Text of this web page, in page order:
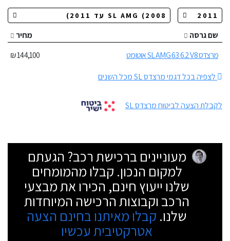
שם גרסה
מחיר
מרצדס SL AMG 63 6.2 V8 אוטומט
144,100 ₪
לצפיה בכל דגמי מרצדס SL מכל השנים
לקבלת הצעה לביטוח מרצדס SL
מעוניינים ברכישת רכב? הגעתם
למקום הנכון. קבלו מהמומחים
שלנו ייעוץ חינם, הכירו את מבצעי
הרכב וקבוצות הרכישה המיוחדות
שלנו. קבלו מאיתנו בחינם הצעה
אטרקטיבית עכשיו